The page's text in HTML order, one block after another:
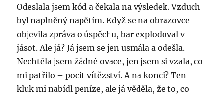
Odeslala jsem kód a čekala na výsledek. Vzduch
byl naplněný napětím. Když se na obrazovce
objevila zpráva o úspěchu, bar explodoval v
jásot. Ale já? Já jsem se jen usmála a odešla.
Nechtěla jsem žádné ovace, jen jsem si vzala, co
mi patřilo – pocit vítězství. A na konci? Ten
kluk mi nabídl peníze, ale já věděla, že to, co